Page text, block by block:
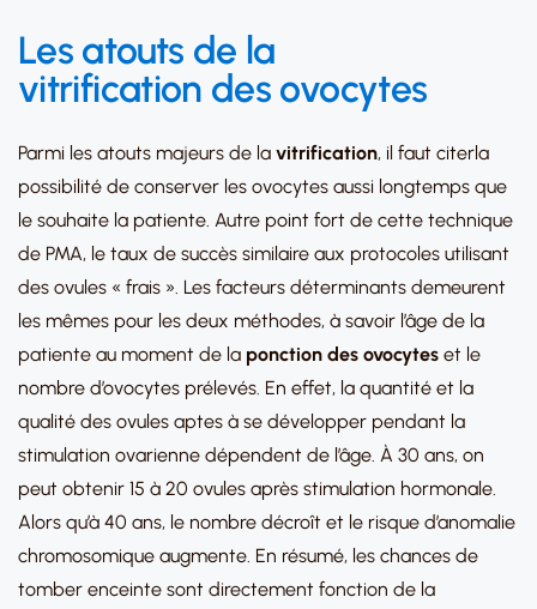
Les atouts de la
vitrification des ovocytes
Parmi les atouts majeurs de la vitrification, il faut citerla
possibilité de conserver les ovocytes aussi longtemps que
le souhaite la patiente. Autre point fort de cette technique
de PMA, le taux de succès similaire aux protocoles utilisant
des ovules « frais ». Les facteurs déterminants demeurent
les mêmes pour les deux méthodes, à savoir l’âge de la
patiente au moment de la ponction des ovocytes et le
nombre d’ovocytes prélevés. En effet, la quantité et la
qualité des ovules aptes à se développer pendant la
stimulation ovarienne dépendent de l’âge. À 30 ans, on
peut obtenir 15 à 20 ovules après stimulation hormonale.
Alors qu’à 40 ans, le nombre décroît et le risque d’anomalie
chromosomique augmente. En résumé, les chances de
tomber enceinte sont directement fonction de la